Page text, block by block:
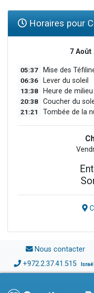
Horaires pour
7 Août
05:37 Mise des
06:36 Lever du soleil
13:38 Heure de
20:38 Coucher du
21:21 Tombée de la
Nous contacter
+972.2.37.41.515